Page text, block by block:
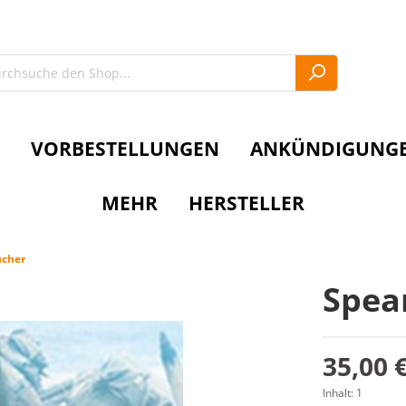
VORBESTELLUNGEN
MEHR HERSTELLER
35,00
Inhalt: 1